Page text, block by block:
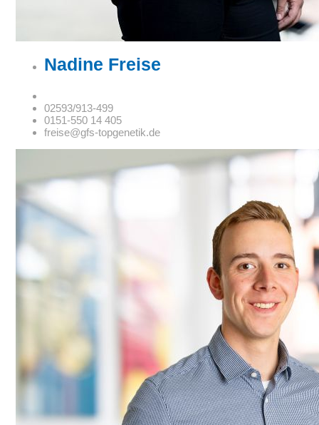
Nadine Freise
02593/913-499
0151-550 14 405
freise@gfs-topgenetik.de